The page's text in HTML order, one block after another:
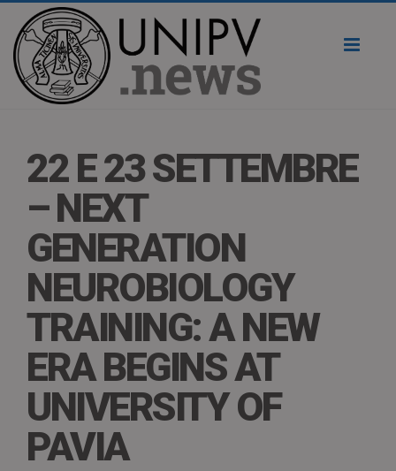
22 E 23 SETTEMBRE
– NEXT
GENERATION
NEUROBIOLOGY
TRAINING: A NEW
ERA BEGINS AT
UNIVERSITY OF
PAVIA